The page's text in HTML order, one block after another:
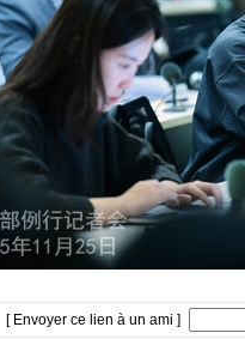
[ Envoyer ce lien à un ami ]